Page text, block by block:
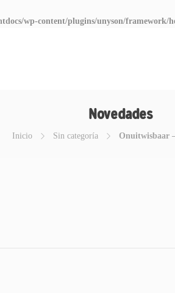
wp-content/plugins/unyson/framework/
Novedades
Inicio Sin categoría Onuitwisbaar